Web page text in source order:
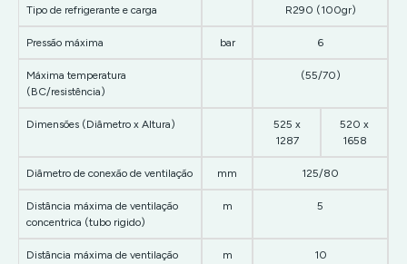
Tipo de refrigerante e carga R290 (100gr)
Pressão máxima bar 6
Máxima temperatura
(BC/resistência)
(55/70)
Dimensões (Diâmetro x Altura)
525 x
1287
520 x
1658
Diâmetro de conexão de ventilação mm 125/80
Distância máxima de ventilação
concentrica (tubo rigido)
m 5
Distância máxima de ventilação
m 10